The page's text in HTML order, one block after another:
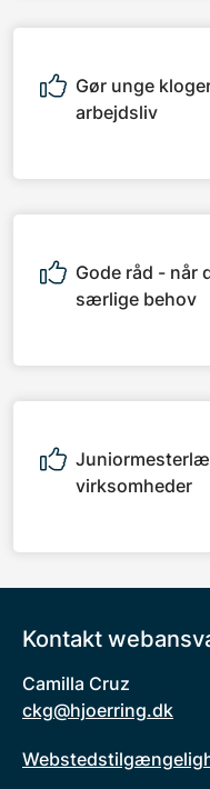
Gør unge
arbejdsliv
Gode råd - når
særlige behov
virksomheder
Kontakt
Camilla Cruz
ckg@hjoerring.dk